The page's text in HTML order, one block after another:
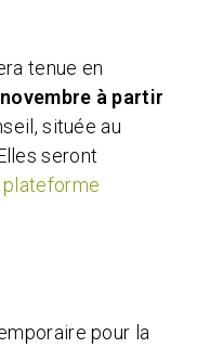
tenue en
novembre à partir
située au
seront
plateforme
pour la